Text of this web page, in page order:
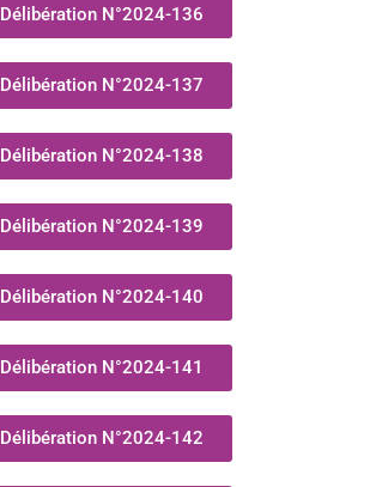
Délibération N°2024-136
Délibération N°2024-137
Délibération N°2024-138
Délibération N°2024-139
Délibération N°2024-140
Délibération N°2024-141
Délibération N°2024-142